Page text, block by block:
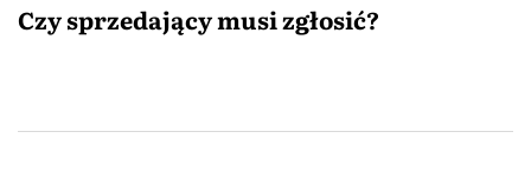
Czy sprzedający musi zgłosić?